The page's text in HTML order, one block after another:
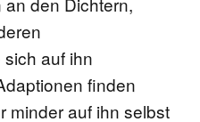
auf ihn
finden
minder auf ihn selbst